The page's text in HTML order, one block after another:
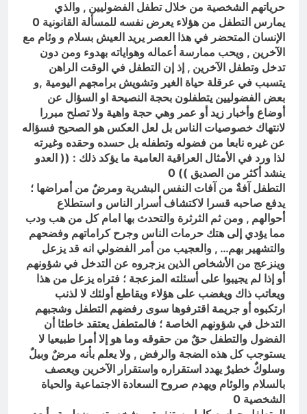
حرياتهم الشخصية من خلال تطفل الفضوليين , والذي
يمارس التطفل من هؤلاء يعرض نفسه للمسألة القانونية 0
الإنسان المتحضر في هذا العصر يريد العيش بسلام و وئام مع
الآخرين , ويحب ممارسة أعماله وهواياته بهدوء ومن دون
تدخل وتطفل الآخرين , إذ إن التطفل في الوقت الراهن
يتسبب في عرقلة حياة الغير وتشويش برامجهم اليومية ,و
بعض الفضوليين يتطفلون بحجة النصيحة او السؤال عن
أوضاع وأخبار زيد أو عمر وهي حجة واهية ولا تصلح مبررا
لانتهاك خصوصيات الناس بل لعل العكس هو الصحيح فسؤاله
عن غيره نابعا من فضوله وتطفله بل حسده وحقده وغيرته
لذا ورد في الأمثال العراقية العامية ما يؤكد ذلك : (( العدو
ينشد أكثر من الصديق )) 0
التطفل آفةٌ من آفات النفس البشرية ومرضٌ من أمراضها ؛
يدفع صاحبه قسرا لاكتشاف أسرار الناس و استطلاع
أحوالهم , ومن ثم الثرثرة والتحدث بها امام كل من هب ودب
مما يؤدي إلى هتك حرمات الناس وجرح كراماتهم وفضحهم
والتشهير بهم… , والعجيب من أمر الفضولي انه قد يزعل
وينزعج من الأشخاص الذين يزجروه عن التدخل في شؤونهم
أو إذا لم يجيبوا على أسئلته المزعجة ؛ فتراه يزعل من هذا
ويعاتب ذاك ويغضب على هؤلاء ويقاطع أولئك لا لذنب
ارتكبوه أو جريمة اقترفوها سوى رفضهم التطفل وشجبهم
التدخل في شؤونهم الخاصة ؛ فالمتطفل يعتقد خاطئا أن
الفضول والتطفل حقٌ من حقوقه وما هو إلا أمرا طبيعيا لا
يستوجب كل هذه الضجة والرفض , ولا يعلم بأنه مرضٌ وبيلٌ
وسلوكٌ خطيرٌ يهدد استقراره واستقرار الآخرين ويعصف
بالسلام والوئام ويهدم صروح السعادة الاجتماعية والحياة
الشخصية 0